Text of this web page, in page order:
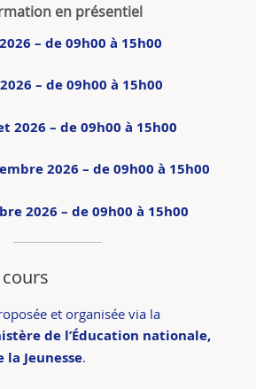
en présentiel
– de 09h00 à 15h00
– de 09h00 à 15h00
2026 – de 09h00 à 15h00
2026 – de 09h00 à 15h00
2026 – de 09h00 à 15h00
et organisée via la
de l’Éducation nationale,
la Jeunesse.